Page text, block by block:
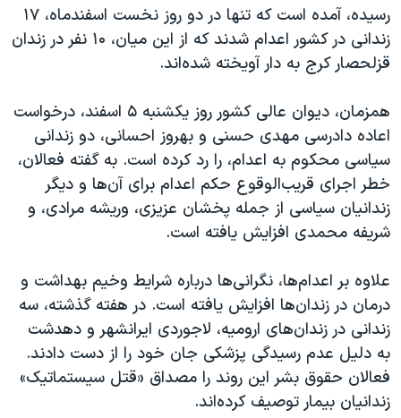
قانون شفافیت دارائی کادر رهبری ایران
اعتراضات مردمی آبان ۹۸
نرگس محمدی برنده جایزه نوبل صلح
همایش محافظه‌کاران آمریکا «سی‌پک»
صفحه‌های ویژه
سفر پرزیدنت ترامپ به چین
رسیده، آمده است که تنها در دو روز نخست اسفندماه، ۱۷
زندانی در کشور اعدام شدند که از این میان، ۱۰ نفر در زندان
قزلحصار کرج به دار آویخته شده‌اند.
همزمان، دیوان عالی کشور روز یکشنبه ۵ اسفند، درخواست
اعاده دادرسی مهدی حسنی و بهروز احسانی، دو زندانی
سیاسی محکوم به اعدام، را رد کرده است. به گفته فعالان،
خطر اجرای قریب‌الوقوع حکم اعدام برای آن‌ها و دیگر
زندانیان سیاسی از جمله پخشان عزیزی، وریشه مرادی، و
شریفه محمدی افزایش یافته است.
علاوه بر اعدام‌ها، نگرانی‌ها درباره شرایط وخیم بهداشت و
درمان در زندان‌ها افزایش یافته است. در هفته گذشته، سه
زندانی در زندان‌های ارومیه، لاجوردی ایرانشهر و دهدشت
به دلیل عدم رسیدگی پزشکی جان خود را از دست دادند.
فعالان حقوق بشر این روند را مصداق «قتل سیستماتیک»
زندانیان بیمار توصیف کرده‌اند.